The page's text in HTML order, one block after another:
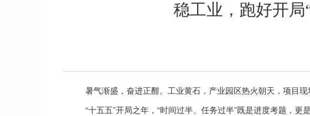
稳工业，跑好开
暑气渐盛，奋进正酣。工业黄石，产业园区热火朝天，项目现
“十五五”开局之年，“时间过半、任务过半”既是进度考题，更